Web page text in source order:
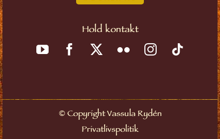
Hold kontakt
©Copyright Vassula Rydén
Privatlivspolitik